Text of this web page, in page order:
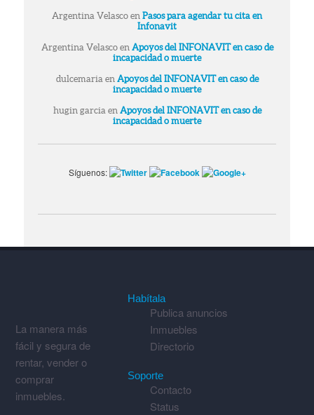
Argentina Velasco en Pasos para agendar tu cita en
Infonavit
Argentina Velascoen Apoyos del INFONAVIT en caso de
incapacidad o muerte
dulcemaria en Apoyos del INFONAVIT en caso de
incapacidad o muerte
hugin garcia en Apoyos del INFONAVIT en caso de
incapacidad o muerte
Síguenos:
La manera más
fácil y segura de
rentar, vender o
comprar
inmuebles.
Habítala
Publica anuncios
Inmuebles
Directorio
Soporte
Contacto
Status